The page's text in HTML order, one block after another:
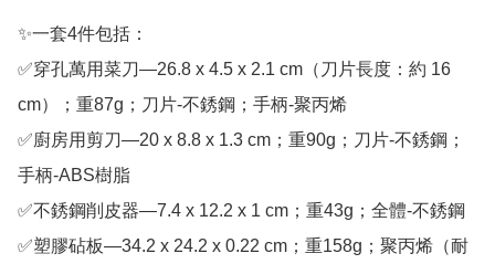
✨一套4件包括：
✅穿孔萬用菜刀—26.8 x 4.5 x 2.1 cm（刀片長度：約 16
cm）；重87g；刀片-不銹鋼；手柄-聚丙烯
✅廚房用剪刀—20 x 8.8 x 1.3 cm；重90g；刀片-不銹鋼；
手柄-ABS樹脂
✅不銹鋼削皮器—7.4 x 12.2 x 1 cm；重43g；全體-不銹鋼
✅塑膠砧板—34.2 x 24.2 x 0.22 cm；重158g；聚丙烯（耐